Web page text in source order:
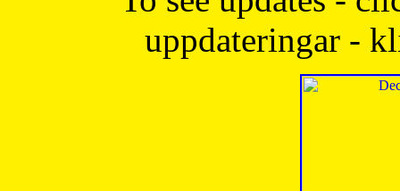
uppdateringar -